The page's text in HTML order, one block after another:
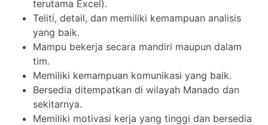
terutama Excel).
Teliti, detail, dan memiliki kemampuan analisis
yang baik.
Mampu bekerja secara mandiri maupun dalam
tim.
Memiliki kemampuan komunikasi yang baik.
Bersedia ditempatkan di wilayah Manado dan
sekitarnya.
Memiliki motivasi kerja yang tinggi dan bersedia